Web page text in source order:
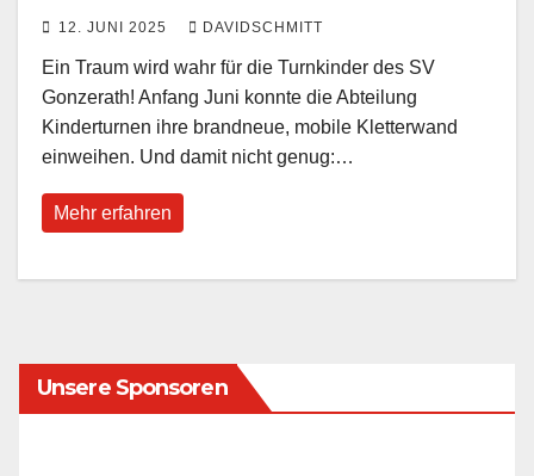
12. JUNI 2025 DAVIDSCHMITT
Ein Traum wird wahr für die Turnkinder des SV
Gonzerath! Anfang Juni konnte die Abteilung
Kinderturnen ihre brandneue, mobile Kletterwand
einweihen. Und damit nicht genug:…
Mehr erfahren
Unsere Sponsoren